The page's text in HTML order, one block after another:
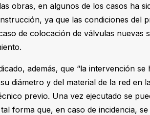
obras, en algunos de los casos ha
ya que las condiciones del
de colocación de válvulas
además, que “la intervención
diámetro y del material de la red en
previo. Una vez ejecutado se
forma que, en caso de incidencia,